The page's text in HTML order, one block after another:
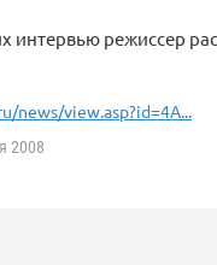
интервью режиссер
news/view.asp?id=4A...
2008